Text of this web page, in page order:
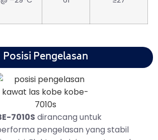
Posisi Pengelasan
7010S dirancang untuk
pengelasan yang stabil